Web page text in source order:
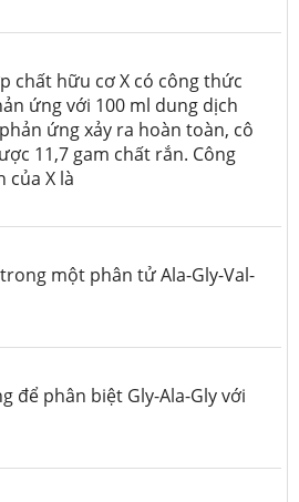
chất hữu cơ X có công thức
ứng với 100 ml dung dịch
ứng xảy ra hoàn toàn, cô
11,7 gam chất rắn. Công
của X là
một phân tử Ala-Gly-Val-
để phân biệt Gly-Ala-Gly với